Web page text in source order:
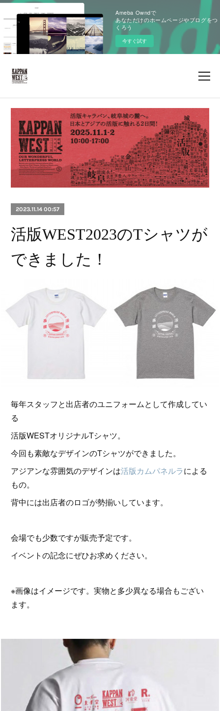
Ameba Owndで
あなただけのホームページやブログをつ
くろう
今すぐ試す
2023.11.14 00:57
活版WEST2023のTシャツが
できました！
毎年スタッフと出店者のユニフォームとして作成してい
る
活版WESTオリジナルTシャツ。
今回も素敵なデザインのTシャツができました。
アジアンな雰囲気のデザインは活版カムパネルラによる
もの。
背中には出店者のロゴが勢揃いしています。
会場でも少数ですが販売予定です。
イベントの記念にぜひお求めください。
※画像はイメージです。実物と多少異なる場合もござい
ます。